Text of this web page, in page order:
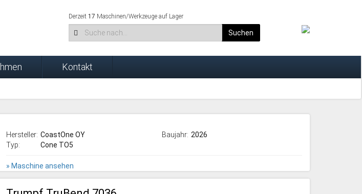
Derzeit 17 Maschinen/Werkzeuge auf Lager
Suchen
Kontakt
Hersteller: CoastOne OY
Typ:
Cone TO5
Baujahr: 2026
» Maschine ansehen